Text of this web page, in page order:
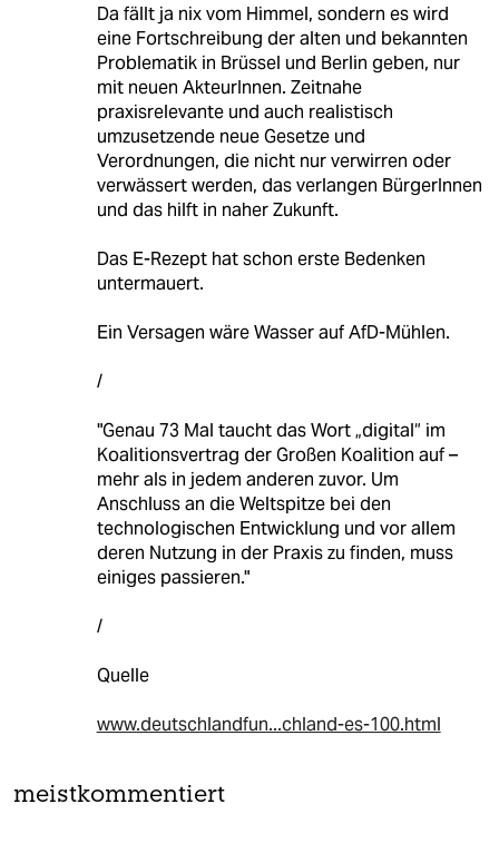
Da fällt ja nix vom Himmel, sondern es wird
eine Fortschreibung der alten und bekannten
Problematik in Brüssel und Berlin geben, nur
mit neuen AkteurInnen. Zeitnahe
praxisrelevante und auch realistisch
umzusetzende neue Gesetze und
Verordnungen, die nicht nur verwirren oder
verwässert werden, das verlangen BürgerInnen
und das hilft in naher Zukunft.
Das E-Rezept hat schon erste Bedenken
untermauert.
Ein Versagen wäre Wasser auf AfD-Mühlen.
/
"Genau 73 Mal taucht das Wort „digital“ im
Koalitionsvertrag der Großen Koalition auf –
mehr als in jedem anderen zuvor. Um
Anschluss an die Weltspitze bei den
technologischen Entwicklung und vor allem
deren Nutzung in der Praxis zu finden, muss
einiges passieren."
/
Quelle
www.deutschlandfun...chland-es-100.html
meistkommentiert